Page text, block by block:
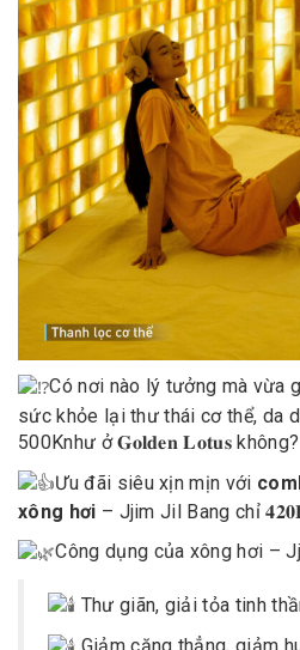
Có nơi nào lý tưởng mà vừa
sức khỏe lại thư thái cơ thể, da
500Knhư ở 𝐆𝐨𝐥𝐝𝐞𝐧 𝐋𝐨𝐭𝐮𝐬 không?
Ưu đãi siêu xịn mịn với
xông hơi – Jjim Jil Bang chỉ
Công dụng của xông hơi –
Thư giãn, giải tỏa tinh